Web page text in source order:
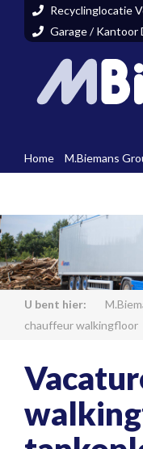
Recyclinglocatie
Garage / Kantoor
Home M.Biemans
chauffeur walkingfloor